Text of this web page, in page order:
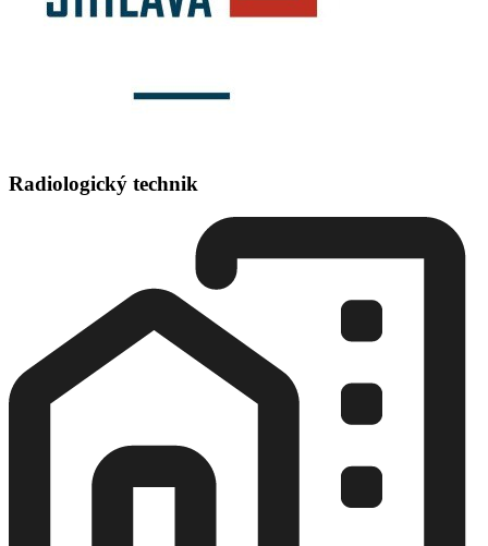
Radiologický technik